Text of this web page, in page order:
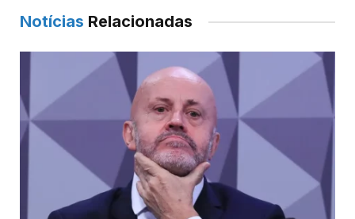
Notícias Relacionadas